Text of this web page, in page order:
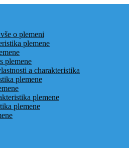
o plemeni
plemene
plemene
a charakteristika
plemene
plemene
plemene